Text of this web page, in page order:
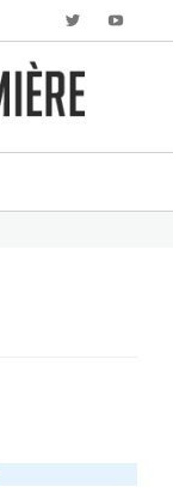
Twitter